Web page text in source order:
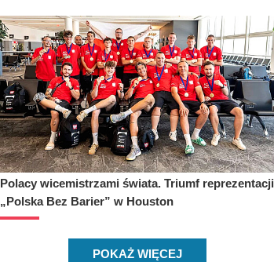
Polacy wicemistrzami świata. Triumf reprezentacji
„Polska Bez Barier” w Houston
POKAŻ WIĘCEJ